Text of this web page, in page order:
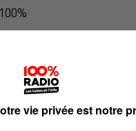
100%
vie privée est notre